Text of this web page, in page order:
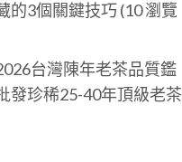
的3個關鍵技巧(10 瀏覽
台灣陳年老茶品質鑑
發珍稀25-40年頂級老茶